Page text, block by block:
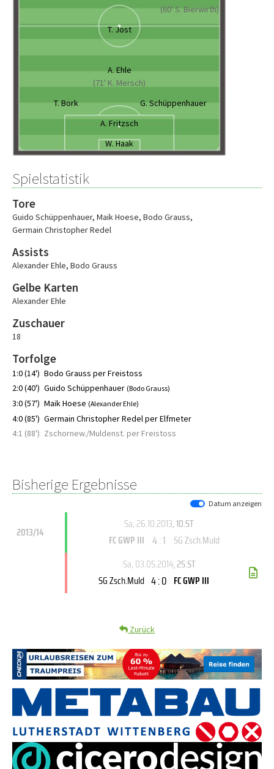
(60' S. Bierwirth)
T. Jost
A. Ehle
(71' K. Mersch)
T. Bork
G. Schüppenhauer
A. Fritzsch
W. Haak
Spielstatistik
Tore
Guido Schüppenhauer, Maik Hoese, Bodo Grauss,
Germain Christopher Redel
Assists
Alexander Ehle, Bodo Grauss
Gelbe Karten
Alexander Ehle
Zuschauer
18
Torfolge
1:0 (14') Bodo Grauss per Freistoss
2:0 (40') Guido Schüppenhauer (Bodo Grauss)
3:0 (57') Maik Hoese (Alexander Ehle)
4:0 (85') Germain Christopher Redel per Elfmeter
4:1 (88') Zschornew./Muldenst. per Freistoss
Bisherige Ergebnisse
Datum anzeigen
2013/14
Sa, 26.10.2013, 10.ST
FC GWP III 4 : 1 SG Zsch.Muld
Sa, 03.05.2014, 25.ST
SG Zsch.Muld 4 : 0 FC GWP III
Zurück